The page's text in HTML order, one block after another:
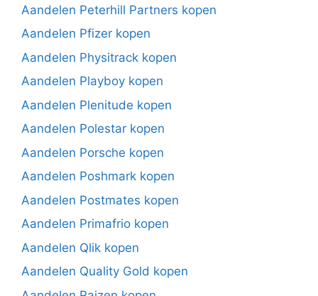
Aandelen Peterhill Partners kopen
Aandelen Pfizer kopen
Aandelen Physitrack kopen
Aandelen Playboy kopen
Aandelen Plenitude kopen
Aandelen Polestar kopen
Aandelen Porsche kopen
Aandelen Poshmark kopen
Aandelen Postmates kopen
Aandelen Primafrio kopen
Aandelen Qlik kopen
Aandelen Quality Gold kopen